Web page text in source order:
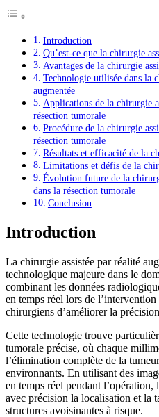
Introduction
Qu’est-ce que la chirurgie
Avantages de la chirurgie
Technologie utilisée dans la
augmentée
Applications de la chirurgie
résection tumorale
Procédure de la chirurgie
résection tumorale
Résultats et efficacité de la
Limitations et défis de la
Évolution future de la
dans la résection tumorale
Conclusion
Introduction
La chirurgie assistée par réalité
technologique majeure dans le
combinant les données
en temps réel lors de
chirurgiens d’améliorer la
Cette technologie trouve
tumorale précise, où chaque
l’élimination complète de la
environnants. En utilisant des
en temps réel pendant
avec précision la localisation et la
structures avoisinantes à risque.